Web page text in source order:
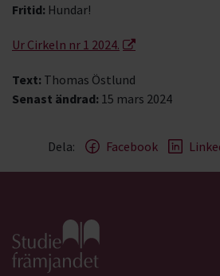
Fritid: Hundar!
Ur Cirkeln nr 1 2024.
Text: Thomas Östlund
Senast ändrad: 15 mars 2024
Dela: Facebook
Gå till studiefrämjandets startsida